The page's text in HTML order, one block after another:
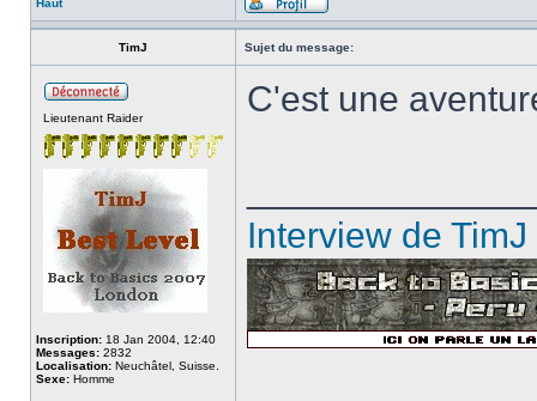
Haut
TimJ Sujet du message:
Lieutenant Raider
Inscription: 18 Jan 2004, 12:40
Messages: 2832
Localisation: Neuchâtel, Suisse.
Sexe: Homme
C'est une
Interview de